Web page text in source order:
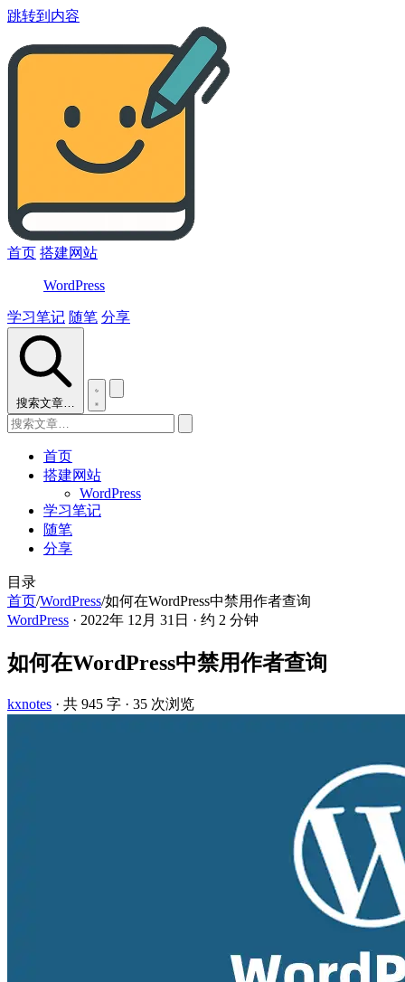
跳转到内容
首页 搭建网站
WordPress
学习笔记 随笔 分享
搜索文章…
首页
搭建网站
WordPress
学习笔记
随笔
分享
目录
首页/WordPress/如何在WordPress中禁用作者查询
WordPress · 2022年 12月 31日 · 约 2 分钟
如何在WordPress中禁用作者查询
kxnotes · 共 945 字 · 35 次浏览